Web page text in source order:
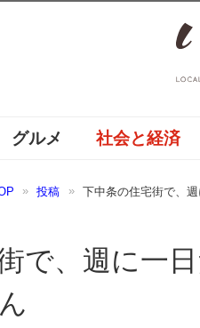
グルメ 社会と経済
投稿 下中条の住宅街で、
で、週に一